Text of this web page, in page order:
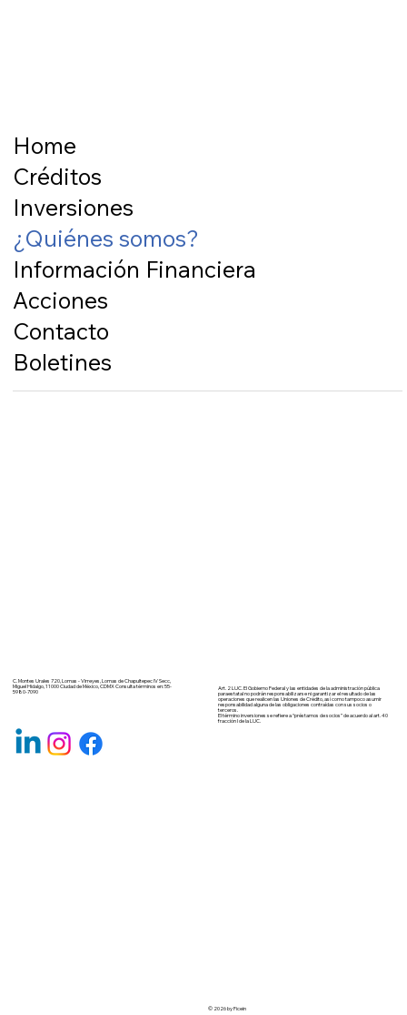
Home
Créditos
Inversiones
¿Quiénes somos?
Información Financiera
Acciones
Contacto
Boletines
C. Montes Urales 720, Lomas - Virreyes, Lomas de Chapultepec IV Secc,
Miguel Hidalgo, 11000 Ciudad de México, CDMX Consulta términos en: 55-
5980-7090
Art. 2 LUC. El Gobierno Federal y las entidades de la administración pública
paraestatal no podrán responsabilizarse ni garantizar el resultado de las
operaciones que realicen las Uniones de Crédito, así como tampoco asumir
responsabilidad alguna de las obligaciones contraídas con sus socios o
terceros.
El término inversiones se refiere a “préstamos de socios” de acuerdo al art. 40
fracción I de la LUC.
© 2026 by Ficein